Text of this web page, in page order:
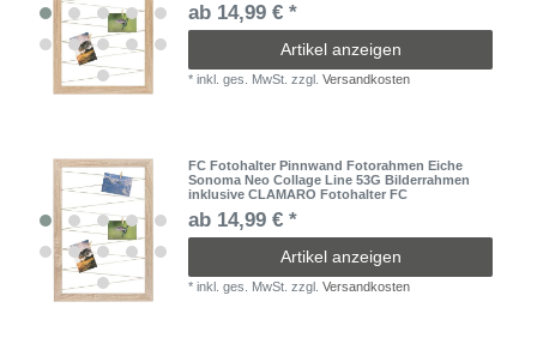
ab 14,99 € *
Artikel anzeigen
*inkl. ges. MwSt. zzgl.Versandkosten
FC Fotohalter Pinnwand Fotorahmen Eiche
Sonoma Neo Collage Line 53G Bilderrahmen
inklusive CLAMARO Fotohalter FC
ab 14,99 € *
Artikel anzeigen
*inkl. ges. MwSt. zzgl.Versandkosten